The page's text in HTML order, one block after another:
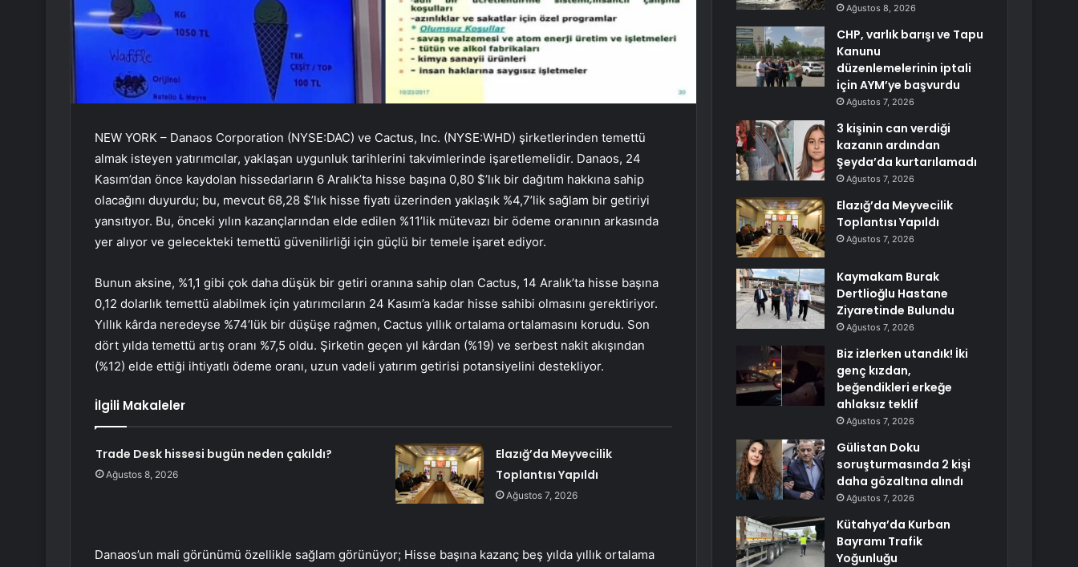
NEW YORK – Danaos Corporation (NYSE:DAC) ve Cactus, Inc. (NYSE:WHD) şirketlerinden temettü
almak isteyen yatırımcılar, yaklaşan uygunluk tarihlerini takvimlerinde işaretlemelidir. Danaos, 24
Kasım’dan önce kaydolan hissedarların 6 Aralık’ta hisse başına 0,80 $’lık bir dağıtım hakkına sahip
olacağını duyurdu; bu, mevcut 68,28 $’lık hisse fiyatı üzerinden yaklaşık %4,7’lik sağlam bir getiriyi
yansıtıyor. Bu, önceki yılın kazançlarından elde edilen %11’lik mütevazı bir ödeme oranının arkasında
yer alıyor ve gelecekteki temettü güvenilirliği için güçlü bir temele işaret ediyor.
Bunun aksine, %1,1 gibi çok daha düşük bir getiri oranına sahip olan Cactus, 14 Aralık’ta hisse başına
0,12 dolarlık temettü alabilmek için yatırımcıların 24 Kasım’a kadar hisse sahibi olmasını gerektiriyor.
Yıllık kârda neredeyse %74’lük bir düşüşe rağmen, Cactus yıllık ortalama ortalamasını korudu. Son
dört yılda temettü artış oranı %7,5 oldu. Şirketin geçen yıl kârdan (%19) ve serbest nakit akışından
(%12) elde ettiği ihtiyatlı ödeme oranı, uzun vadeli yatırım getirisi potansiyelini destekliyor.
İlgili Makaleler
Trade Desk hissesi bugün neden çakıldı?
Ağustos 8, 2026
Elazığ’da Meyvecilik
Toplantısı Yapıldı
Ağustos 7, 2026
Danaos’un mali görünümü özellikle sağlam görünüyor; Hisse başına kazanç beş yılda yıllık ortalama
Ağustos 8, 2026
CHP, varlık barışı ve Tapu
Kanunu
düzenlemelerinin iptali
için AYM’ye başvurdu
Ağustos 7, 2026
3 kişinin can verdiği
kazanın ardından
Şeyda’da kurtarılamadı
Ağustos 7, 2026
Elazığ’da Meyvecilik
Toplantısı Yapıldı
Ağustos 7, 2026
Kaymakam Burak
Dertlioğlu Hastane
Ziyaretinde Bulundu
Ağustos 7, 2026
Biz izlerken utandık! İki
genç kızdan,
beğendikleri erkeğe
ahlaksız teklif
Ağustos 7, 2026
Gülistan Doku
soruşturmasında 2 kişi
daha gözaltına alındı
Ağustos 7, 2026
Kütahya’da Kurban
Bayramı Trafik
Yoğunluğu